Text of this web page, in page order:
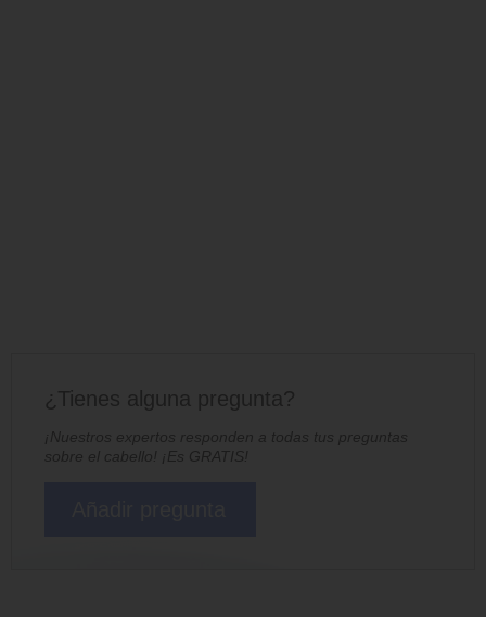
¿Tienes alguna pregunta?
¡Nuestros expertos responden a todas tus preguntas
sobre el cabello! ¡Es GRATIS!